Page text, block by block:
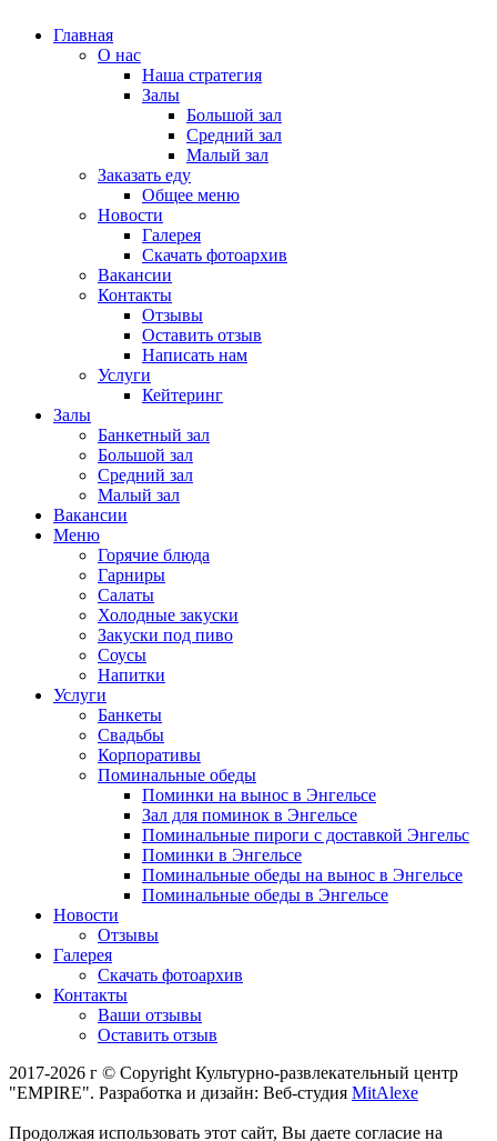
Главная
О нас
Наша стратегия
Залы
Большой зал
Средний зал
Малый зал
Заказать еду
Общее меню
Новости
Галерея
Скачать фотоархив
Вакансии
Контакты
Отзывы
Оставить отзыв
Написать нам
Услуги
Кейтеринг
Залы
Банкетный зал
Большой зал
Средний зал
Малый зал
Вакансии
Меню
Горячие блюда
Гарниры
Салаты
Холодные закуски
Закуски под пиво
Соусы
Напитки
Услуги
Банкеты
Свадьбы
Корпоративы
Поминальные обеды
Поминки на вынос в Энгельсе
Зал для поминок в Энгельсе
Поминальные пироги с доставкой Энгельс
Поминки в Энгельсе
Поминальные обеды на вынос в Энгельсе
Поминальные обеды в Энгельсе
Новости
Отзывы
Галерея
Скачать фотоархив
Контакты
Ваши отзывы
Оставить отзыв
2017-2026 г © Copyright Культурно-развлекательный центр
"EMPIRE". Разработка и дизайн: Веб-студия MitAlexe
Продолжая использовать этот сайт, Вы даете согласие на